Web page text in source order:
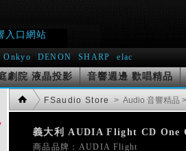
入口網站
Onkyo DENON SHARP elac
劇院 液晶投影 音響週邊 歡唱精品
FSaudio Store > Audio 音響精品>
義大利 AUDIA Flight CD One
商品品牌：AUDIA Flight